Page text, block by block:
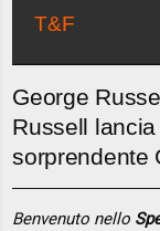
T&F
George
Russell
sorprendente
Benvenuto nello